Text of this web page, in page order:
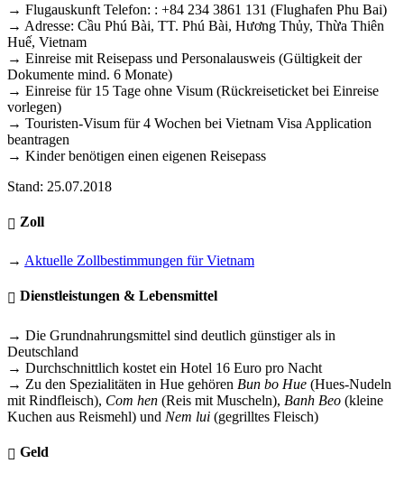
→ Flugauskunft Telefon: : +84 234 3861 131 (Flughafen Phu Bai)
→ Adresse: Cầu Phú Bài, TT. Phú Bài, Hương Thủy, Thừa Thiên
Huế, Vietnam
→ Einreise mit Reisepass und Personalausweis (Gültigkeit der
Dokumente mind. 6 Monate)
→ Einreise für 15 Tage ohne Visum (Rückreiseticket bei Einreise
vorlegen)
→ Touristen-Visum für 4 Wochen bei Vietnam Visa Application
beantragen
→ Kinder benötigen einen eigenen Reisepass
Stand: 25.07.2018
Zoll
→ Aktuelle Zollbestimmungen für Vietnam
Dienstleistungen & Lebensmittel
→ Die Grundnahrungsmittel sind deutlich günstiger als in
Deutschland
→ Durchschnittlich kostet ein Hotel 16 Euro pro Nacht
→ Zu den Spezialitäten in Hue gehören Bun bo Hue (Hues-Nudeln
mit Rindfleisch), Com hen (Reis mit Muscheln), Banh Beo (kleine
Kuchen aus Reismehl) und Nem lui (gegrilltes Fleisch)
Geld